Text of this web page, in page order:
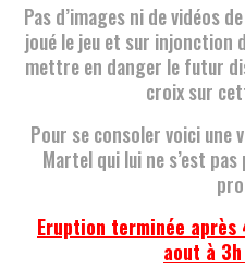
Pas d’images ni de vidéos
joué le jeu et sur injonction
mettre en danger le futur
croix sur
Pour se consoler voici une
Martel qui lui ne s’est
Eruption terminée
aout à